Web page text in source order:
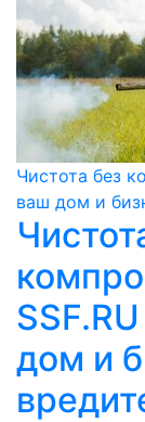
Чистота без
ваш дом и
дом и